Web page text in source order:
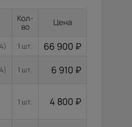
Кол-
во
Цена
1 шт. 66 900 ₽
1 шт. 6 910 ₽
1 шт. 4 800 ₽